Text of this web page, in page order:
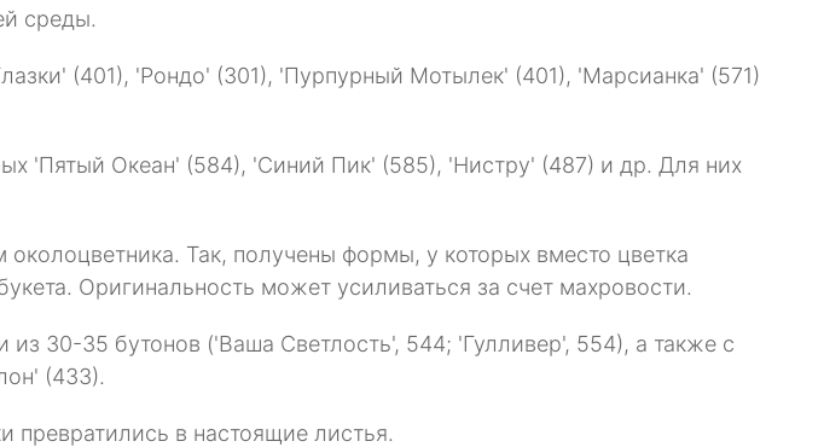
среды.
(401), 'Рондо' (301), 'Пурпурный Мотылек' (401), 'Марсианка' (571)
'Пятый Океан' (584), 'Синий Пик' (585), 'Нистру' (487) и др. Для них
Так, получены формы, у которых вместо цветка
Оригинальность может усиливаться за счет махровости.
30-35 бутонов ('Ваша Светлость', 544; 'Гулливер', 554), а также с
(433).
превратились в настоящие листья.